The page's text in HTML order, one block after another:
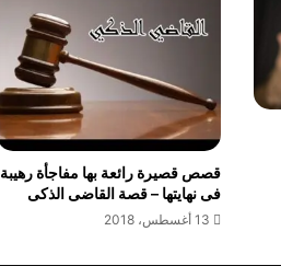
قصص قصيرة رائعة بها مفاجأة رهيبة
فى نهايتها – قصة القاضى الذكى
13 أغسطس، 2018